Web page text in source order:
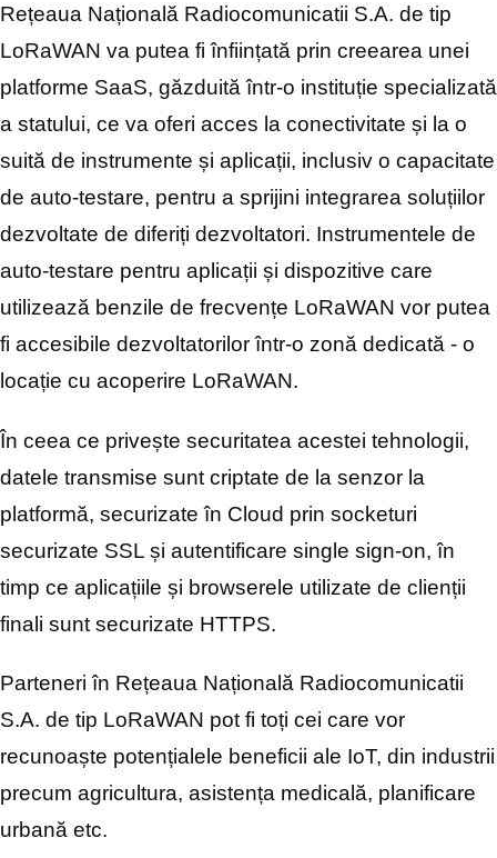
Rețeaua Națională Radiocomunicatii S.A. de tip
LoRaWAN va putea fi înființată prin creearea unei
platforme SaaS, găzduită într-o instituție specializată
a statului, ce va oferi acces la conectivitate și la o
suită de instrumente și aplicații, inclusiv o capacitate
de auto-testare, pentru a sprijini integrarea soluțiilor
dezvoltate de diferiți dezvoltatori. Instrumentele de
auto-testare pentru aplicații și dispozitive care
utilizează benzile de frecvențe LoRaWAN vor putea
fi accesibile dezvoltatorilor într-o zonă dedicată - o
locație cu acoperire LoRaWAN.
În ceea ce privește securitatea acestei tehnologii,
datele transmise sunt criptate de la senzor la
platformă, securizate în Cloud prin socketuri
securizate SSL și autentificare single sign-on, în
timp ce aplicațiile și browserele utilizate de clienții
finali sunt securizate HTTPS.
Parteneri în Rețeaua Națională Radiocomunicatii
S.A. de tip LoRaWAN pot fi toți cei care vor
recunoaște potențialele beneficii ale IoT, din industrii
precum agricultura, asistența medicală, planificare
urbană etc.